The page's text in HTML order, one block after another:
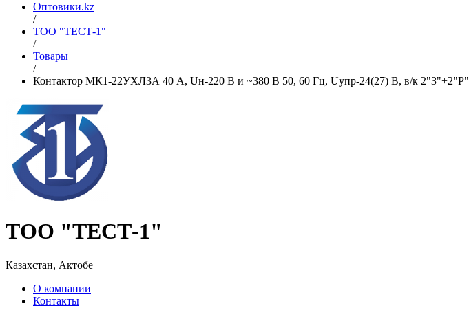
Оптовики.kz
/
ТОО "ТЕСТ-1"
/
Товары
/
Контактор МК1-22УХЛ3А 40 А, Uн-220 В и ~380 В 50, 60 Гц, Uупр-24(27) В, в/к 2"З"+2"Р"
ТОО "ТЕСТ-1"
Казахстан, Актобе
О компании
Контакты